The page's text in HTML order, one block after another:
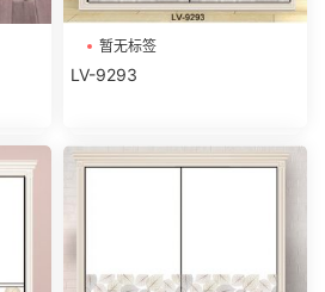
暂无标签
LV-9293